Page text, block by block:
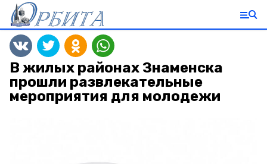
В жилых районах Знаменска
прошли развлекательные
мероприятия для молодежи